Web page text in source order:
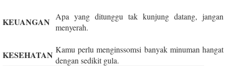
KEUANGAN
Apa yang ditunggu tak kunjung datang, jangan
menyerah.
KESEHATAN Kamu perlu menginssomsi banyak minuman hangat
dengan sedikit gula.